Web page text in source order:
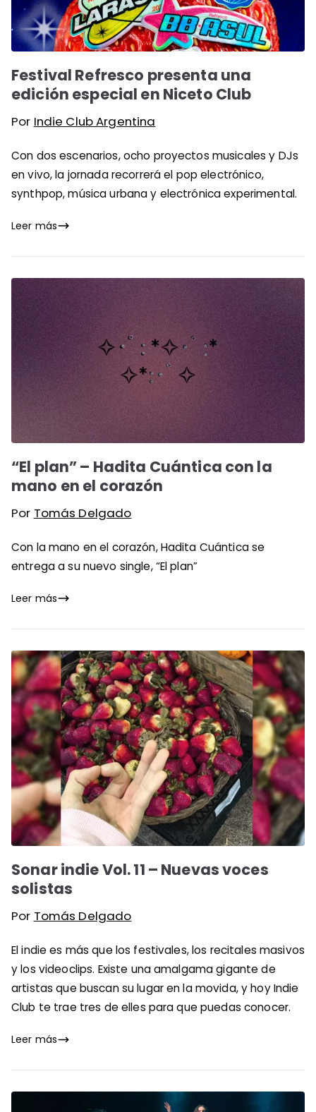
Festival Refresco presenta una
edición especial en Niceto Club
Por Indie Club Argentina
Con dos escenarios, ocho proyectos musicales y DJs
en vivo, la jornada recorrerá el pop electrónico,
synthpop, música urbana y electrónica experimental.
Leer más
“El plan” – Hadita Cuántica con la
mano en el corazón
Por Tomás Delgado
Con la mano en el corazón, Hadita Cuántica se
entrega a su nuevo single, “El plan”
Leer más
Sonar indie Vol. 11 – Nuevas voces
solistas
Por Tomás Delgado
El indie es más que los festivales, los recitales masivos
y los videoclips. Existe una amalgama gigante de
artistas que buscan su lugar en la movida, y hoy Indie
Club te trae tres de elles para que puedas conocer.
Leer más